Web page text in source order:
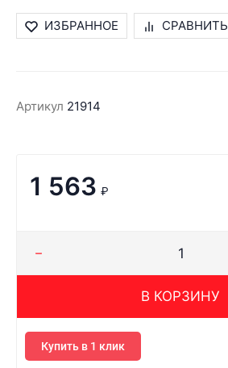
ИЗБРАННОЕ СРАВНИТЬ
Артикул 21914
1 563 ₽
В КОРЗИНУ
Купить в 1 клик